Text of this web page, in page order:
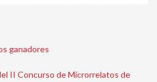
ganadores
II Concurso de Microrrelatos de